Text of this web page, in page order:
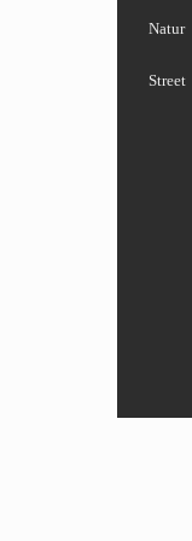
Natur
Street